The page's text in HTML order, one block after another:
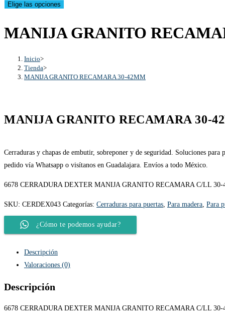
Elige las opciones
MANIJA GRANITO
Inicio>
Tienda>
MANIJA GRANITO RECAMARA 30-42MM
MANIJA GRANITO RECAMARA 30-
Cerraduras y chapas de embutir, sobreponer y de seguridad. Soluciones para
pedido vía Whatsapp o visítanos en Guadalajara. Envíos a todo México.
6678 CERRADURA DEXTER MANIJA GRANITO RECAMARA C/LL 30-
SKU: CERDEX043 Categorías: Cerraduras para puertas Para madera Para
¿Cómo te podemos ayudar?
Descripción
Valoraciones (0)
Descripción
6678 CERRADURA DEXTER MANIJA GRANITO RECAMARA C/LL 30-